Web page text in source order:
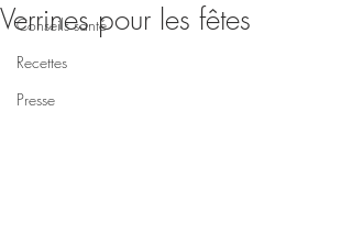
Conseils santé
Recettes
Presse
Verrines pour les fêtes